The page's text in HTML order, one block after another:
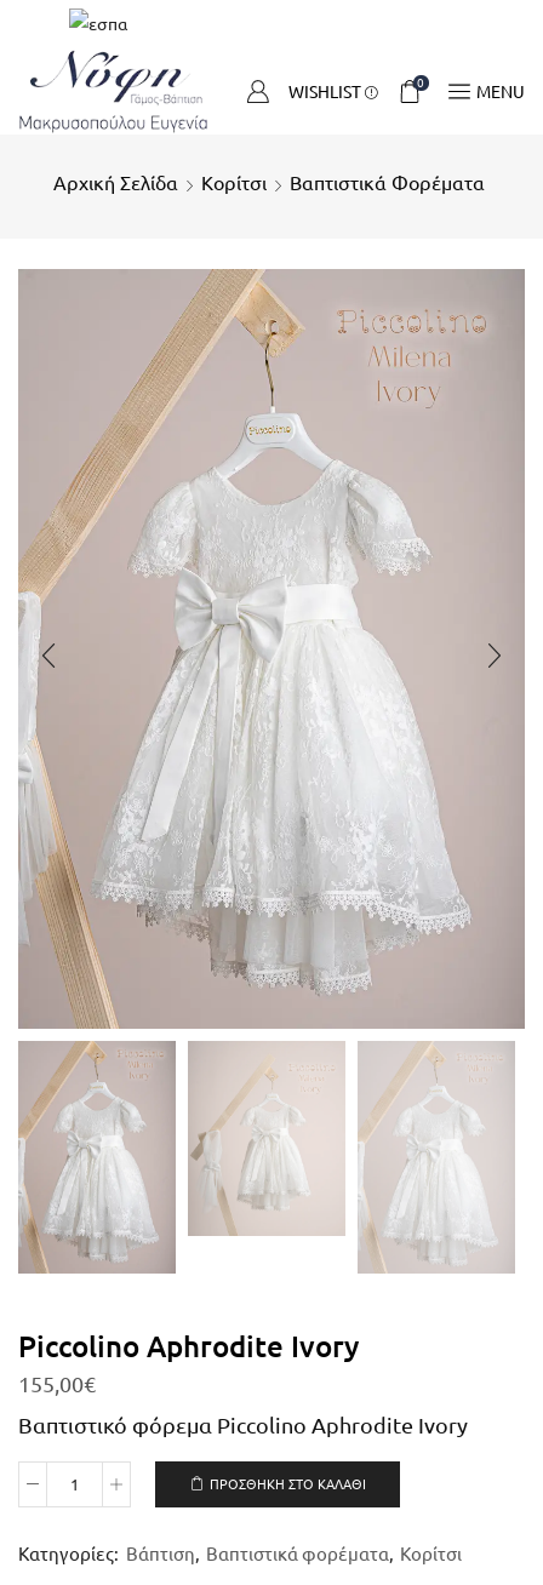
WISHLIST 0 MENU
Αρχική Σελίδα Κορίτσι Βαπτιστικά Φορέματα
Piccolino Aphrodite Ivory
155,00€
Βαπτιστικό φόρεμα Piccolino Aphrodite Ivory
ΠΡΟΣΘΉΚΗ ΣΤΟ ΚΑΛΆΘΙ
Κατηγορίες: Βάπτιση, Βαπτιστικά φορέματα, Κορίτσι